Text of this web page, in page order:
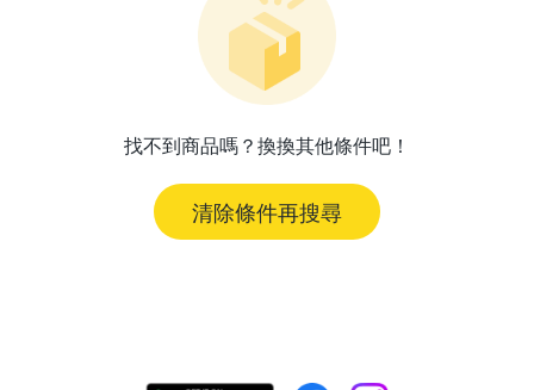
找不到商品嗎？換換其他條件吧！
清除條件再搜尋